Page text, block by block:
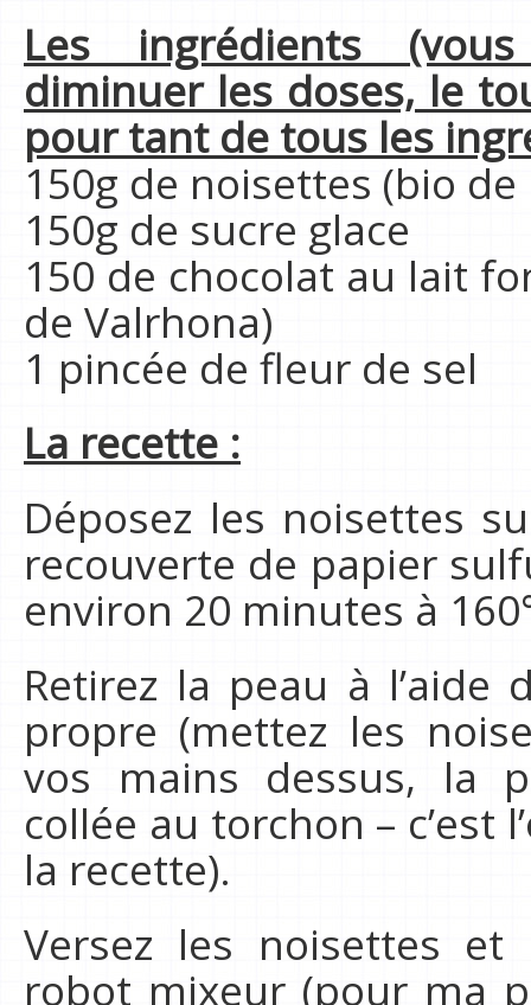
Les ingrédients
diminuer les doses, le
pour tant de tous les
150g de noisettes (bio
150g de sucre glace
150 de chocolat au lait
de Valrhona)
1 pincée de fleur de sel
La recette :
Déposez les noisettes
recouverte de papier
environ 20 minutes à
Retirez la peau à l’aide
propre (mettez les
vos mains dessus, la
collée au torchon – c’est
la recette).
Versez les noisettes
robot mixeur (pour ma